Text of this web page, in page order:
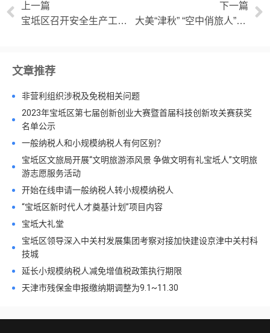
上一篇
宝坻区召开安全生产工作会议
下一篇
大美“津秋” “空中俏旅人”带您遇见宝坻
文章推荐
非营利组织涉税及免税相关问题
2023年宝坻区第七届创新创业大赛暨首届科技创新攻关赛获奖
名单公示
一般纳税人和小规模纳税人有何区别？
宝坻区文旅局开展“文明旅游添风景 争做文明有礼宝坻人”文明旅
游志愿服务活动
开始在线申请一般纳税人转小规模纳税人
“宝坻区新时代人才奠基计划”项目内容
宝坻大礼堂
宝坻区领导深入中关村发展集团考察对接加快建设京津中关村科
技城
延长小规模纳税人减免增值税政策执行期限
天津市残保金申报缴纳期调整为9.1~11.30